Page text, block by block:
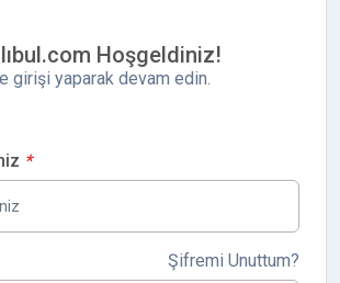
Hoşgeldiniz!
girişi yaparak devam edin.
*
Şifremi Unuttum?